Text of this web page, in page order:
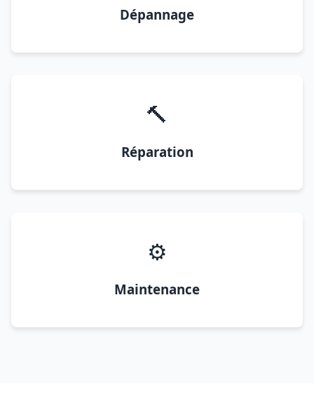
Dépannage
🔨
Réparation
⚙️
Maintenance